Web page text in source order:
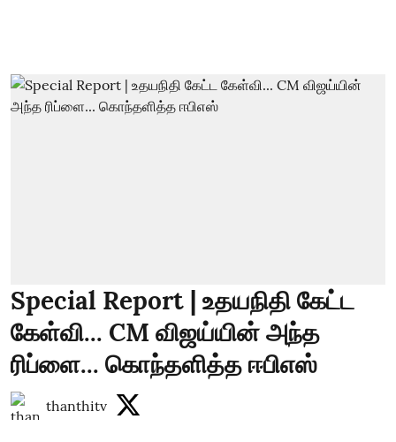
Special Report | உதயநிதி கேட்ட
கேள்வி... CM விஜய்யின் அந்த
ரிப்ளை... கொந்தளித்த ஈபிஎஸ்
thanthitv